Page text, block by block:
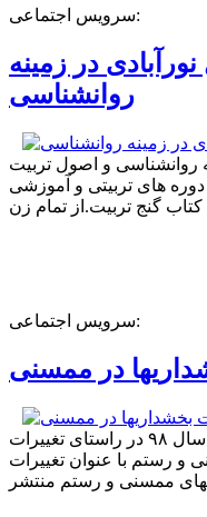
سرویس اجتماعی:
در زمینه
روانشناسی
روانشناسی و اصول تربیت
دوره های تربیتی و آموزشی
سرویس اجتماعی:
در ممسنی
بر اساس ادعای خبر نورآباد در اردیبهشت سال ۹۸ در راستای تغییرات
و رستم با عنوان تغییرات